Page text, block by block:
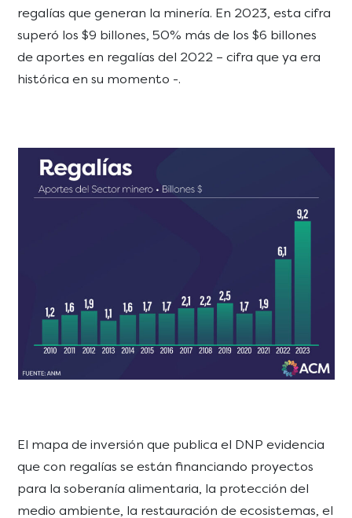
regalías que generan la minería. En 2023, esta cifra
superó los $9 billones, 50% más de los $6 billones
de aportes en regalías del 2022 – cifra que ya era
histórica en su momento -.
El mapa de inversión que publica el DNP evidencia
que con regalías se están financiando proyectos
para la soberanía alimentaria, la protección del
medio ambiente, la restauración de ecosistemas, el